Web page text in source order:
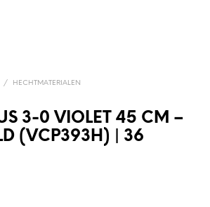
/ HECHTMATERIALEN
3-0 VIOLET 45 CM –
(VCP393H) | 36